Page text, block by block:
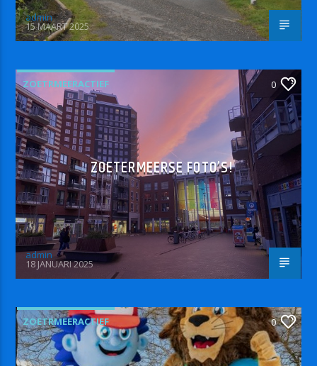
admin
15 MAART 2025
ZOETRMEERACTIEF 0
ZOETERMEERSE FOTO’S!
admin
18 JANUARI 2025
ZOETRMEERACTIEF 0